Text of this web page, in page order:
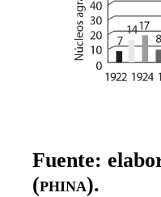
Fuente:
(phina).